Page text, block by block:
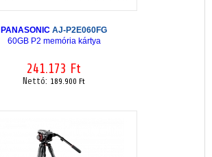
PANASONIC AJ-P2E060FG
60GB P2 memória kártya
241.173 Ft
Nettó: 189.900 Ft